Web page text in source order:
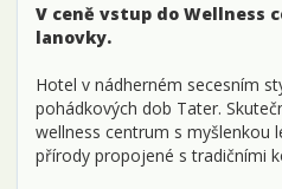
V ceně vstup do Wellness
lanovky.
Hotel v nádherném secesním
pohádkových dob Tater.
wellness centrum s myšlenkou
přírody propojené s tradičními